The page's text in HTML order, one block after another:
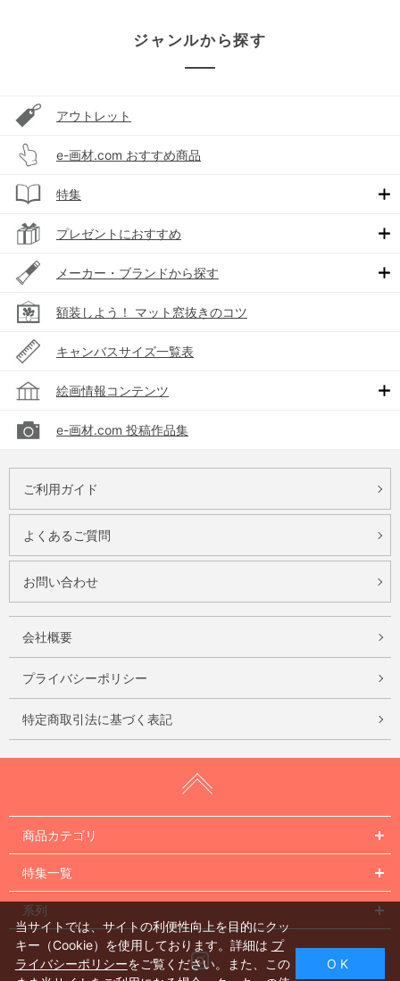
ジャンルから探す
アウトレット
e-画材.com おすすめ商品
特集
プレゼントにおすすめ
メーカー・ブランドから探す
額装しよう！ マット窓抜きのコツ
キャンバスサイズ一覧表
絵画情報コンテンツ
e-画材.com 投稿作品集
ご利用ガイド
よくあるご質問
お問い合わせ
会社概要
プライバシーポリシー
特定商取引法に基づく表記
商品カテゴリ
特集一覧
系列
Instagram
当サイトでは、サイトの利便性向上を目的にクッ
キー（Cookie）を使用しております。詳細は プ
ライバシーポリシーをご覧ください。また、この
O K